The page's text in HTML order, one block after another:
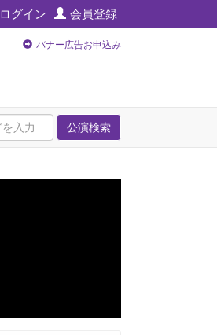
ログイン 会員登録
バナー広告お申込み
公演検索